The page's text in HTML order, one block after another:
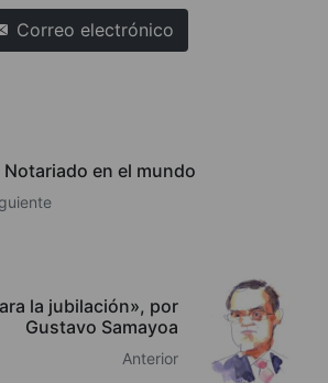
Correo electrónico
Notariado en el mundo
la jubilación», por
Gustavo Samayoa
Anterior